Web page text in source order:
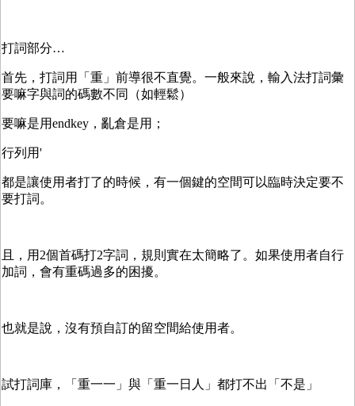
打詞部分…
首先，打詞用「重」前導很不直覺。一般來說，輸入法打詞彙
要嘛字與詞的碼數不同（如輕鬆）
要嘛是用endkey，亂倉是用；
行列用'
都是讓使用者打了的時候，有一個鍵的空間可以臨時決定要不
要打詞。
且，用2個首碼打2字詞，規則實在太簡略了。如果使用者自行
加詞，會有重碼過多的困擾。
也就是說，沒有預自訂的留空間給使用者。
試打詞庫，「重一一」與「重一日人」都打不出「不是」